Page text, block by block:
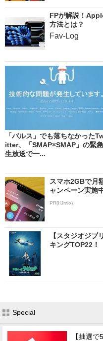
FPが解説！
方法とは？
Fav-Log
「バルス」でも落ちなかった
itter、「SMAP×SMAP」の緊急
生放送で一...
スマホ2GBで月
ャンペーン実施
PR(IIJmio)
【スタジオジ
キングTOP22
Special
【抽選